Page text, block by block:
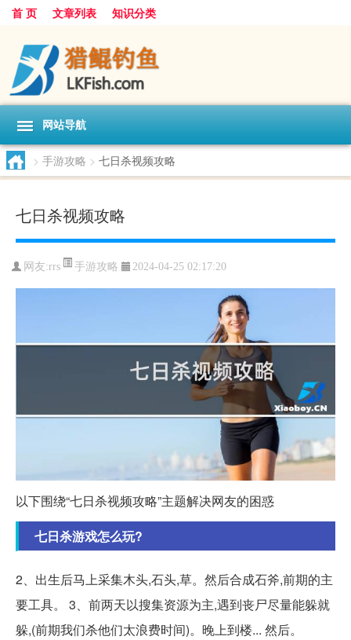
首 页 文章列表 知识分类
网站导航
> 手游攻略 > 七日杀视频攻略
七日杀视频攻略
网友:rrs 手游攻略 2024-04-25 02:17:20
以下围绕“七日杀视频攻略”主题解决网友的困惑
七日杀游戏怎么玩?
2、出生后马上采集木头,石头,草。然后合成石斧,前期的主
要工具。 3、前两天以搜集资源为主,遇到丧尸尽量能躲就
躲,(前期我们杀他们太浪费时间)。晚上到楼... 然后。